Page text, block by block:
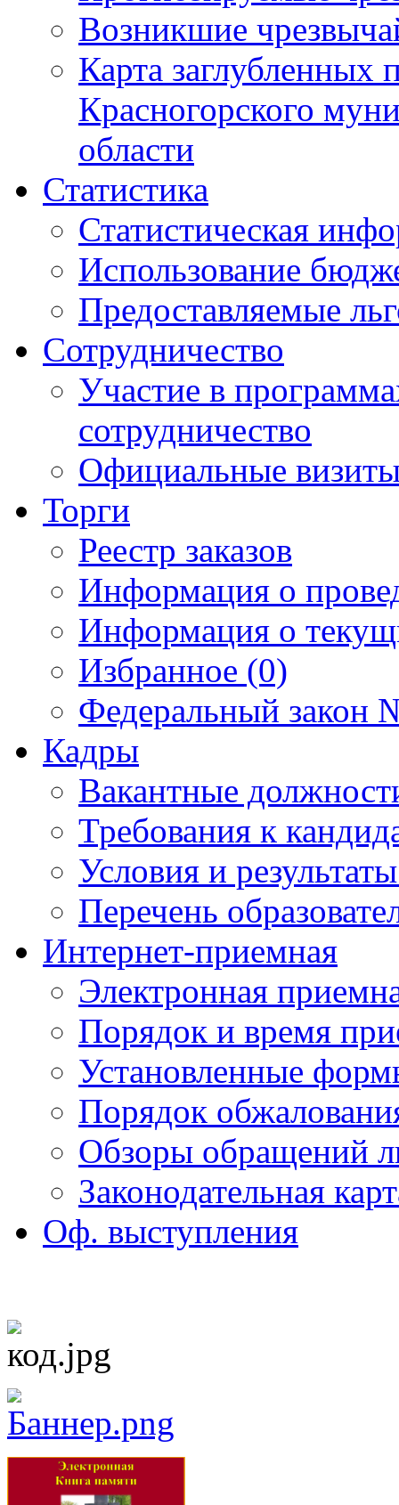
Возникшие
Карта
Красногорского
области
Статистика
Статистическая
Использование
Предоставляемые
Сотрудничество
Участие в
сотрудничество
Официальные
Торги
Реестр заказов
Информация о
Информация о
Избранное (0)
Федеральный закон
Кадры
Вакантные
Требования к
Условия и
Перечень
Интернет-приемная
Электронная
Порядок и время
Установленные
Порядок
Обзоры обращений
Законодательная
Оф. выступления